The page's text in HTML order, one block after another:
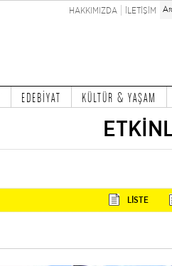
HAKKIMIZDA İLETİŞİM
EDEBİYAT KÜLTÜR & YAŞAM
LİSTE